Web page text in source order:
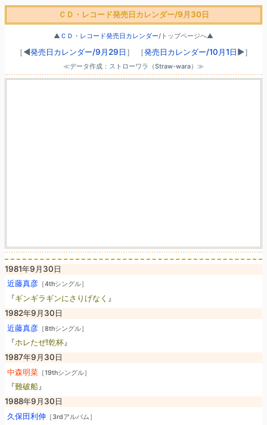
ＣＤ・レコード発売日カレンダー/9月30日
▲ＣＤ・レコード発売日カレンダー/トップページへ▲
［◀発売日カレンダー/9月29日 ］ ［発売日カレンダー/10月1日▶］
≪データ作成：ストローワラ（Straw-wara）≫
1981年9月30日
近藤真彦 ［4thシングル］
『ギンギラギンにさりげなく 』
1982年9月30日
近藤真彦 ［8thシングル］
『ホレたぜ!乾杯』
1987年9月30日
中森明菜 ［19thシングル］
『難破船』
1988年9月30日
久保田利伸
［3rdアルバム］